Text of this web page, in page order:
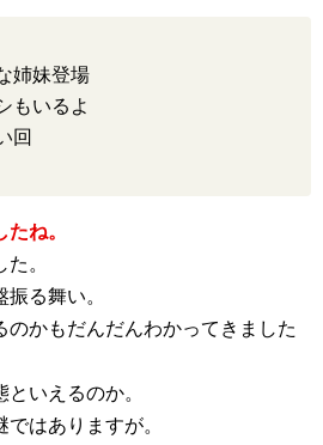
姉妹登場
もいるよ
回
ね。
。
る舞い。
のかもだんだんわかってきました
いえるのか。
はありますが。